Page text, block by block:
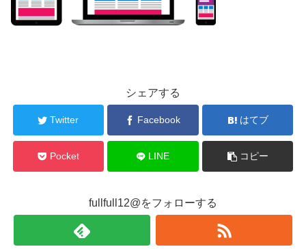
シェアする
Twitter Facebook はてブ
Pocket LINE コピー
fullfull12@をフォローする